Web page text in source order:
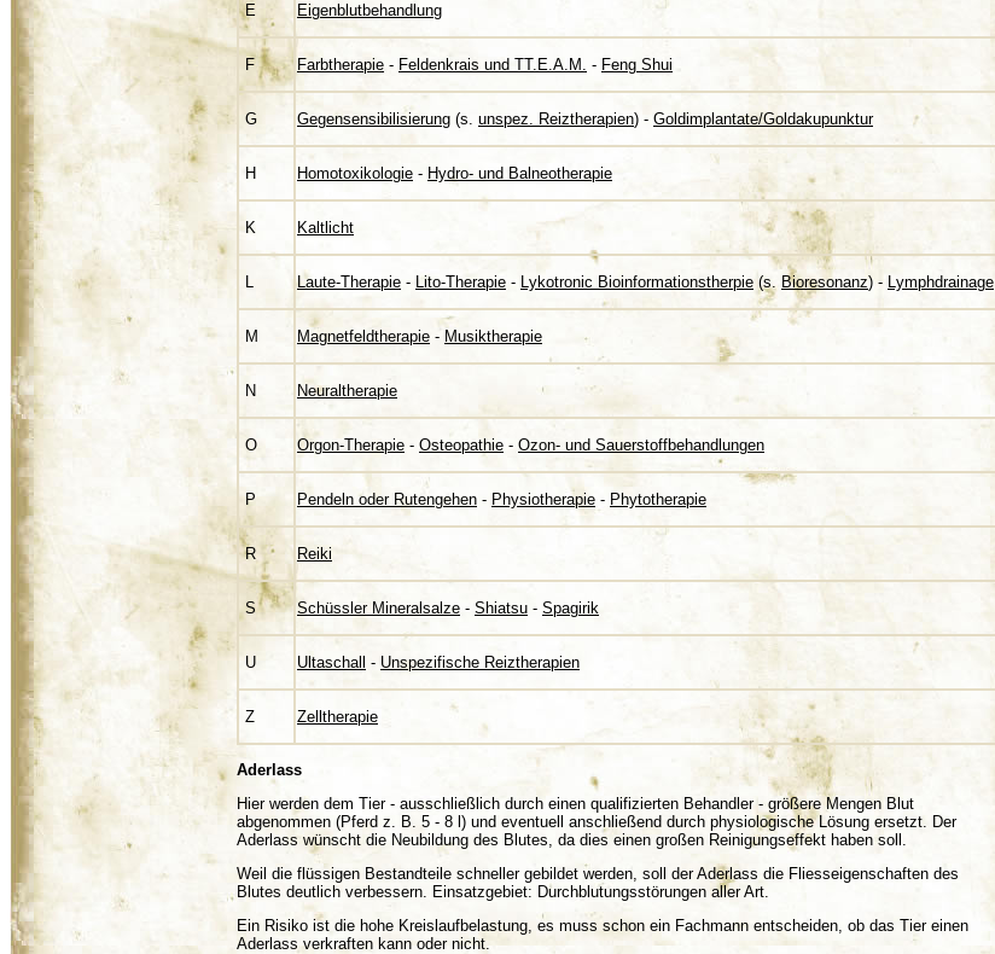
E Eigenblutbehandlung
F Farbtherapie - Feldenkrais und TT.E.A.M. - Feng Shui
G Gegensensibilisierung (s. unspez. Reiztherapien) - Goldimplantate/Goldakupunktur
H Homotoxikologie - Hydro- und Balneotherapie
K Kaltlicht
L Laute-Therapie - Lito-Therapie - Lykotronic Bioinformationstherpie (s. Bioresonanz) - Lymphdrainage
M Magnetfeldtherapie - Musiktherapie
N Neuraltherapie
O Orgon-Therapie - Osteopathie - Ozon- und Sauerstoffbehandlungen
P Pendeln oder Rutengehen - Physiotherapie - Phytotherapie
R Reiki
S Schüssler Mineralsalze - Shiatsu - Spagirik
U Ultaschall - Unspezifische Reiztherapien
Z Zelltherapie
Aderlass
Hier werden dem Tier - ausschließlich durch einen qualifizierten Behandler - größere Mengen Blut
abgenommen (Pferd z. B. 5 - 8 l) und eventuell anschließend durch physiologische Lösung ersetzt. Der
Aderlass wünscht die Neubildung des Blutes, da dies einen großen Reinigungseffekt haben soll.
Weil die flüssigen Bestandteile schneller gebildet werden, soll der Aderlass die Fliesseigenschaften des
Blutes deutlich verbessern. Einsatzgebiet: Durchblutungsstörungen aller Art.
Ein Risiko ist die hohe Kreislaufbelastung, es muss schon ein Fachmann entscheiden, ob das Tier einen
Aderlass verkraften kann oder nicht.